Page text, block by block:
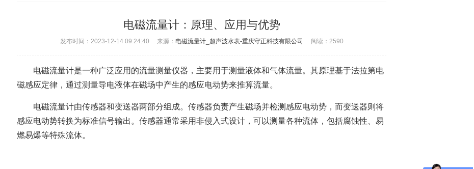
电磁流量计：原理、应用与优势
发布时间：2023-12-14 09:24:40 来源： 电磁流量计_超声波水表-重庆守正科技有限公司 阅读： 2590
电磁流量计是一种广泛应用的流量测量仪器，主要用于测量液体和气体流量。其原理基于法拉第电
磁感应定律，通过测量导电液体在磁场中产生的感应电动势来推算流量。
电磁流量计由传感器和变送器两部分组成。传感器负责产生磁场并检测感应电动势，而变送器则将
感应电动势转换为标准信号输出。传感器通常采用非侵入式设计，可以测量各种流体，包括腐蚀性、易
燃易爆等特殊流体。